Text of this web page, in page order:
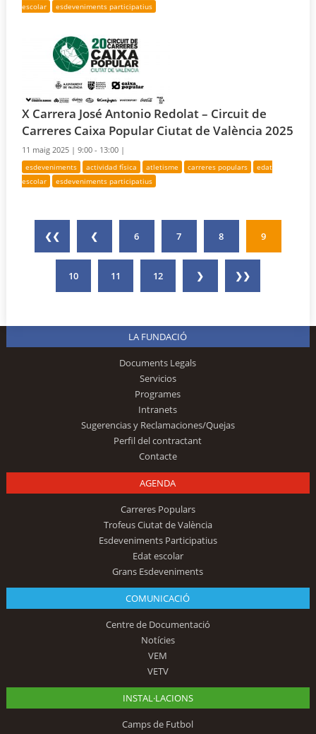
escolar
esdeveniments participatius
X Carrera José Antonio Redolat – Circuit de
Carreres Caixa Popular Ciutat de València 2025
11 maig 2025 |9:00 - 13:00 |
esdeveniments actividad física atletisme carreres populars
edat
escolar
esdeveniments participatius
❮❮ ❮ 6 7 8 9
10 11 12 ❯ ❯❯
LA FUNDACIÓ
Documents Legals
Servicios
Programes
Intranets
Sugerencias y Reclamaciones/Quejas
Perfil del contractant
Contacte
AGENDA
Carreres Populars
Trofeus Ciutat de València
Esdeveniments Participatius
Edat escolar
Grans Esdeveniments
COMUNICACIÓ
Centre de Documentació
Notícies
VEM
VETV
INSTAL·LACIONS
Camps de Futbol